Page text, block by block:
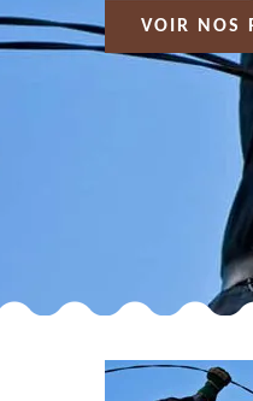
VOIR NOS